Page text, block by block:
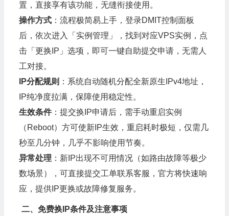
置，直接享有该功能，无缝衔接使用。
操作方式：流程极简易上手，登录DMIT控制面板
后，依次进入「实例管理」，找到对应VPS实例，点
击「更换IP」选项，即可一键自助提交申请，无需人
工对接。
IP分配规则 ：系统自动随机分配全新原生IPv4地址，
IP纯净度拉满，保障使用稳定性。
生效条件：提交换IP申请后，需手动重启实例
（Reboot）方可使新IP生效，重启耗时极短，仅需几
秒至几分钟，几乎不影响使用节奏。
异常处理 ：新IP出现不可用情况（如路由故障等极少
数场景），可直接提交工单联系客服，官方将快速响
应，提供IP更换或故障修复服务。
二、免费换IP条件及注意事项